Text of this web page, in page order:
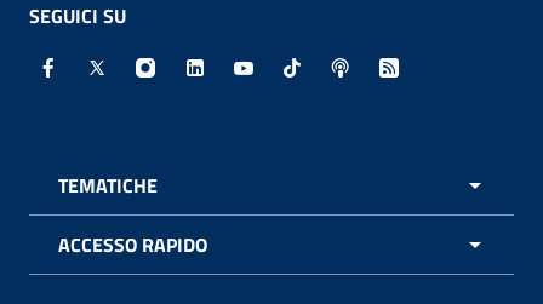
SEGUICI SU
Facebook - Sito esterno - Apertura in nuova finestra
X - Sito esterno - Apertura in nuova finestra
Instagram - Sito esterno - Apertura in
Linkedin - Sito esterno - Apertura in
Youtube - Sito esterno -
TikTok - Sito esterno -
Spreaker - Sito
Feed RSS -
TEMATICHE
ACCESSO RAPIDO